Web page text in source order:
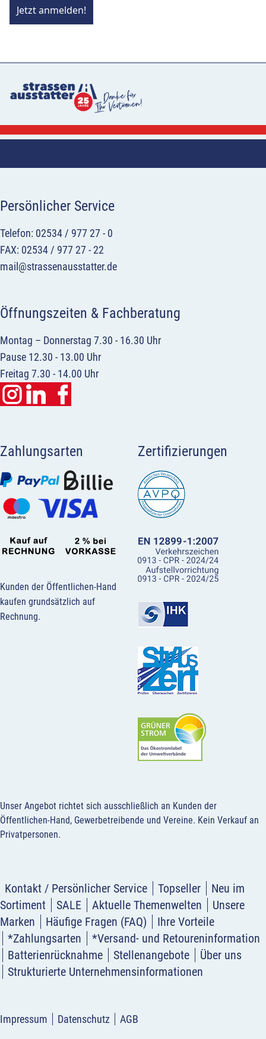
Jetzt anmelden!
Persönlicher Service
Telefon: 02534 / 977 27 - 0
FAX: 02534 / 977 27 - 22
mail@strassenausstatter.de
Öffnungszeiten & Fachberatung
Montag – Donnerstag 7.30 - 16.30 Uhr
Pause 12.30 - 13.00 Uhr
Freitag 7.30 - 14.00 Uhr
Zahlungsarten
Kunden der Öffentlichen-Hand
kaufen grundsätzlich auf
Rechnung.
Zertifizierungen
Unser Angebot richtet sich ausschließlich an Kunden der
Öffentlichen-Hand, Gewerbetreibende und Vereine. Kein Verkauf an
Privatpersonen.
Kontakt / Persönlicher Service Topseller
Neu im
Sortiment
SALE Aktuelle Themenwelten
Unsere
Marken
Häufige Fragen (FAQ)
Ihre Vorteile
*Zahlungsarten
*Versand- und Retoureninformation
Batterienrücknahme
Stellenangebote
Über uns
Strukturierte Unternehmensinformationen
Impressum Datenschutz AGB